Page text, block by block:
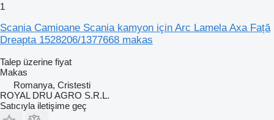
1
Scania Camioane Scania kamyon için Arc Lamela Axa Față
Dreapta 1528206/1377668 makas
Talep üzerine fiyat
Makas
Romanya, Cristesti
ROYAL DRU AGRO S.R.L.
Satıcıyla iletişime geç